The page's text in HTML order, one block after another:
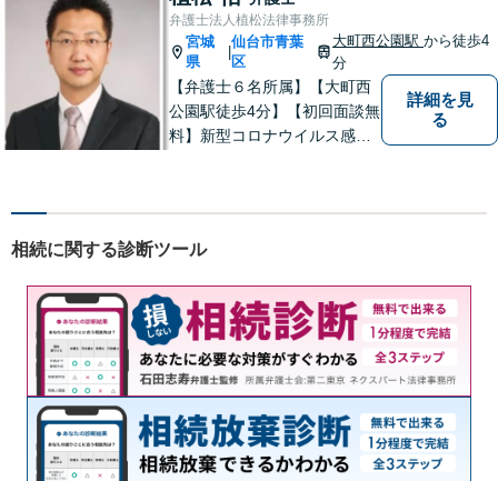
丁寧なヒアリングと相談環境
の整備に努めています。
弁護士法人植松法律事務所
宮城
県
|
仙台市青葉
区
大町西公園駅から徒歩4
分
【弁護士６名所属】【大町西
公園駅徒歩4分】【初回面談無
料】新型コロナウイルス感染
ご提案いたします。その他分
分に理解できるよう丁寧に説
明することを心がけていま
す。
詳細を見
る
相続に関する診断ツール